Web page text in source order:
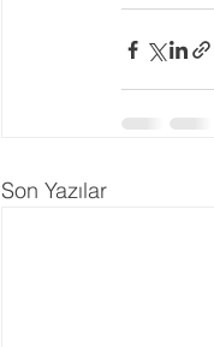
Son Yazılar